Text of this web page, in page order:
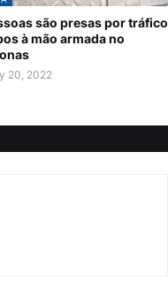
são presas por tráfico
à mão armada no
20, 2022